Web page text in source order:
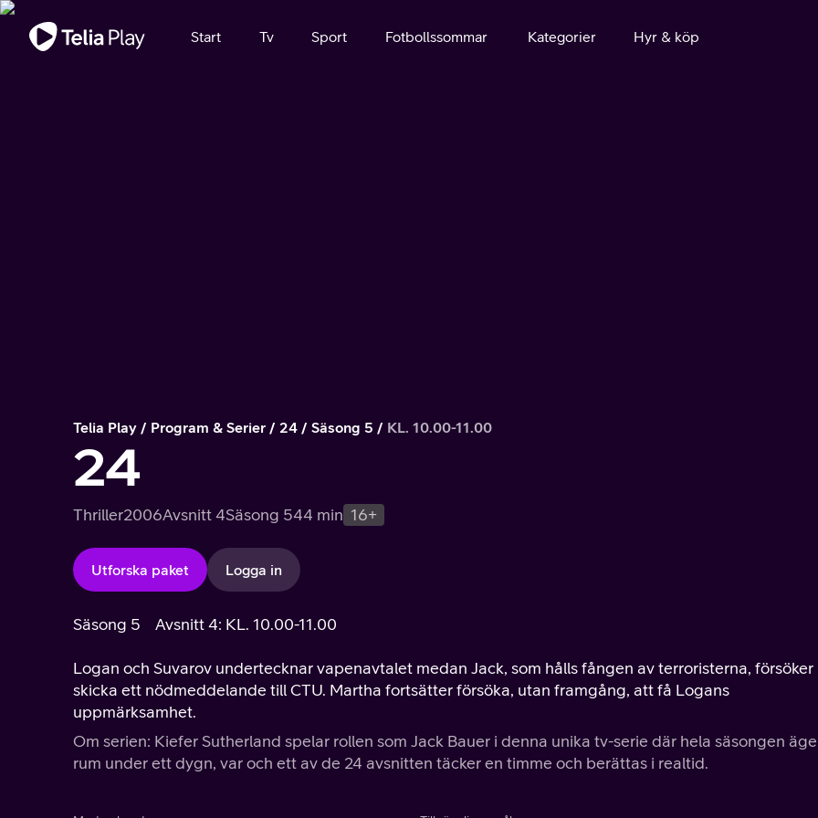
Viktigt meddelande
Start Tv Sport Fotbollssommar Kategorier Hyr & köp
Telia Play Program & Serier 24 Säsong 5 KL. 10.00-11.00
24
Thriller2006Avsnitt 4Säsong 544 min 16+
Utforska paket Logga in
Säsong 5 Avsnitt 4: KL. 10.00-11.00
Logan och Suvarov undertecknar vapenavtalet medan Jack, som hålls fången av terroristerna, försöker
skicka ett nödmeddelande till CTU. Martha fortsätter försöka, utan framgång, att få Logans
uppmärksamhet.
Om serien: Kiefer Sutherland spelar rollen som Jack Bauer i denna unika tv-serie där hela säsongen
rum under ett dygn, var och ett av de 24 avsnitten täcker en timme och berättas i realtid.